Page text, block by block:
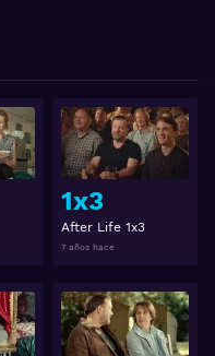
Ver
1x3
After Life 1x3
7 años hace
Ver